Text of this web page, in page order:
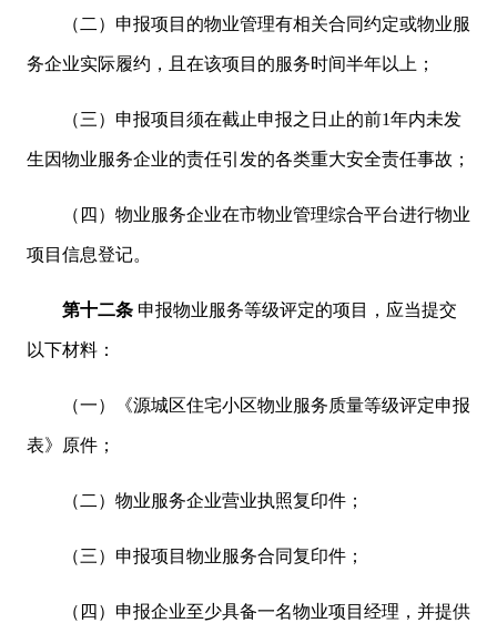
（二）申报项目的物业管理有相关合同约定或物业服
务企业实际履约，且在该项目的服务时间半年以上；
（三）申报项目须在截止申报之日止的前1年内未发
生因物业服务企业的责任引发的各类重大安全责任事故；
（四）物业服务企业在市物业管理综合平台进行物业
项目信息登记。
第十二条申报物业服务等级评定的项目，应当提交
以下材料：
（一）《源城区住宅小区物业服务质量等级评定申报
表》原件；
（二）物业服务企业营业执照复印件；
（三）申报项目物业服务合同复印件；
（四）申报企业至少具备一名物业项目经理，并提供